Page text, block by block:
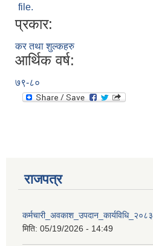
file.
प्रकार:
कर तथा शुल्कहरु
आर्थिक वर्ष:
७९-८०
राजपत्र
कर्मचारी_अवकाश_उपदान_कार्यविधि_२०८३
मिति: 05/19/2026 - 14:49